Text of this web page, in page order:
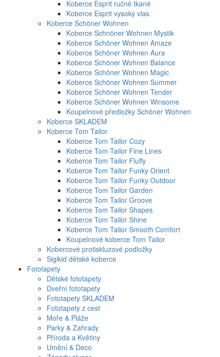
Koberce Esprit ručně tkané
Koberce Esprit vysoký vlas
Koberce Schöner Wohnen
Koberce Schnöner Wohnen Mystik
Koberce Schöner Wohnen Amaze
Koberce Schöner Wohnen Aura
Koberce Schöner Wohnen Balance
Koberce Schöner Wohnen Magic
Koberce Schöner Wohnen Summer
Koberce Schöner Wohnen Tender
Koberce Schöner Wohnen Winsome
Koupelnové předložky Schöner Wohnen
Koberce SKLADEM
Koberce Tom Tailor
Koberce Tom Tailor Cozy
Koberce Tom Tailor Fine Lines
Koberce Tom Tailor Fluffy
Koberce Tom Tailor Funky Orient
Koberce Tom Tailor Funky Outdoor
Koberce Tom Tailor Garden
Koberce Tom Tailor Groove
Koberce Tom Tailor Shapes
Koberce Tom Tailor Shine
Koberce Tom Tailor Smooth Comfort
Koupelnové koberce Tom Tailor
Kobercové protiskluzové podložky
Sigikid dětské koberce
Fototapety
Dětské fototapety
Dveřní fototapety
Fototapety SKLADEM
Fototapety z cest
Moře & Pláže
Parky & Zahrady
Příroda a Květiny
Umění & Deco